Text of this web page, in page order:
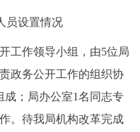
设置情况
作领导小组，由5位局
政务公开工作的组织协
成；局办公室1名同志专
。待我局机构改革完成